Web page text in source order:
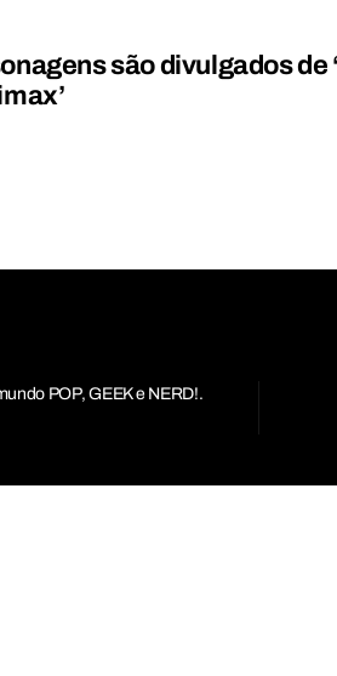
são divulgados de
POP, GEEK e NERD!.